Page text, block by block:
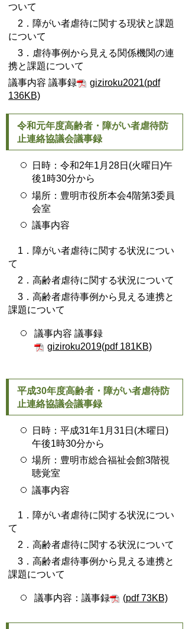
ついて
2．障がい者虐待に関する現状と課題
について
3．虐待事例から見える関係機関の連
携と課題について
議事内容 議事録
giziroku2021(pdf
136KB)
令和元年度高齢者・障がい者虐待防
止連絡協議会議事録
日時：令和2年1月28日(火曜日)午
後1時30分から
場所：豊明市役所本会4階第3委員
会室
議事内容
1．障がい者虐待に関する状況につい
て
2．高齢者虐待に関する状況について
3．高齢者虐待事例から見える連携と
課題について
議事内容 議事録
giziroku2019(pdf 181KB)
平成30年度高齢者・障がい者虐待防
止連絡協議会議事録
日時：平成31年1月31日(木曜日)
午後1時30分から
場所：豊明市総合福祉会館3階視
聴覚室
議事内容
1．障がい者虐待に関する状況につい
て
2．高齢者虐待に関する状況について
3．高齢者虐待事例から見える連携と
課題について
議事内容：議事録 (pdf 73KB)